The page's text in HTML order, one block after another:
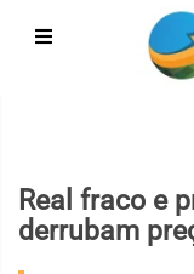
Real fraco e
derrubam